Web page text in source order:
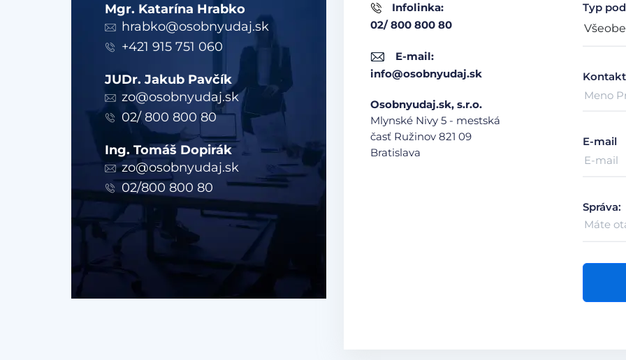
Mgr. Katarína Hrabko
hrabko@osobnyudaj.sk
+421 915 751 060
JUDr. Jakub Pavčík
zo@osobnyudaj.sk
02/ 800 800 80
Ing. Tomáš Dopirák
zo@osobnyudaj.sk
02/800 800 80
Infolinka:
02/ 800 800 80
E-mail:
info@osobnyudaj.sk
Osobnyudaj.sk, s.r.o.
Mlynské Nivy 5 - mestská
časť Ružinov 821 09
Bratislava
Typ
E-mail
Správa: